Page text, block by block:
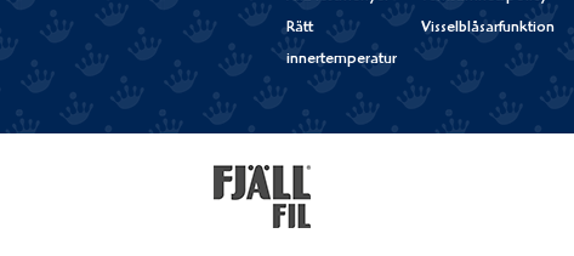
Rätt
innertemperatur
Visselblåsarfunktion
Fjällfil